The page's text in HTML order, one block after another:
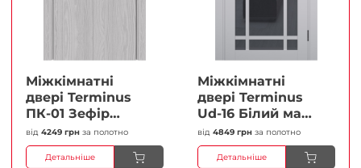
Міжкімнатні
двері Terminus
ПК-01 Зефір
Глухі Плівка
від 4249 грн за полотно
Детальніше
Міжкімнатні
двері Terminus
Ud-16 Білий мат
(Термінус) Сатин
білий Плівка
від 4849 грн за полотно
Детальніше